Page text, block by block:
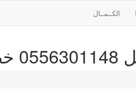
الكــمــال